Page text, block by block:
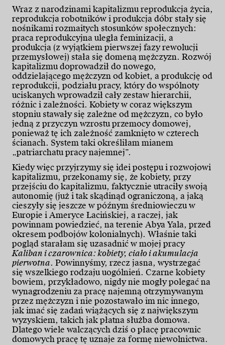
Wraz z narodzinami kapitalizmu reprodukcja życia,
reprodukcja robotników i produkcja dóbr stały się
nośnikami rozmaitych stosunków społecznych:
praca reprodukcyjna uległa feminizacji, a
produkcja (z wyjątkiem pierwszej fazy rewolucji
przemysłowej) stała się domeną mężczyzn. Rozwój
kapitalizmu doprowadził do nowego,
oddzielającego mężczyzn od kobiet, a produkcję od
reprodukcji, podziału pracy, który do wspólnoty
uciskanych wprowadził cały zestaw hierarchii,
różnic i zależności. Kobiety w coraz większym
stopniu stawały się zależne od mężczyzn, co było
jedną z przyczyn wzrostu przemocy domowej,
ponieważ tę ich zależność zamknięto w czterech
ścianach. System taki określiłam mianem
„patriarchatu pracy najemnej”.
Kiedy więc przyjrzymy się idei postępu i rozwojowi
kapitalizmu, przekonamy się, że kobiety, przy
przejściu do kapitalizmu, faktycznie utraciły swoją
autonomię (już i tak skądinąd ograniczoną, a jaką
cieszyły się jeszcze w późnym średniowieczu w
Europie i Ameryce Łacińskiej, a raczej, jak
powinnam powiedzieć, na terenie Abya Yala, przed
okresem podbojów kolonialnych). Właśnie taki
pogląd starałam się uzasadnić w mojej pracy
Kaliban i czarownica: kobiety, ciało i akumulacja
pierwotna. Powinnyśmy, rzecz jasna, wystrzegać
się wszelkiego rodzaju uogólnień. Czarne kobiety
bowiem, przykładowo, nigdy nie mogły polegać na
wynagrodzeniu za pracę najemną otrzymywanym
przez mężczyzn i nie pozostawało im nic innego,
jak imać się zadań wiążących się z największym
wyzyskiem, takich jak płatna służba domowa.
Dlatego wiele walczących dziś o płacę pracownic
domowych pracę tę uznaje za formę niewolnictwa.